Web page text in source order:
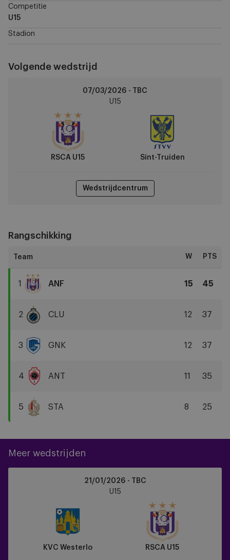
Competitie
U15
Stadion
Volgende wedstrijd
07/03/2026 - TBC
U15
RSCA U15 Sint-Truiden
Wedstrijdcentrum
Rangschikking
W PTS
1
U15
ANF 15 45
2
Brugge
CLU 12 37
3
Genk
GNK 12 37
4
Antwerp
ANT 11 35
5
STA 8 25
Meer wedstrijden
21/01/2026 - TBC
U15
KVC Westerlo RSCA U15